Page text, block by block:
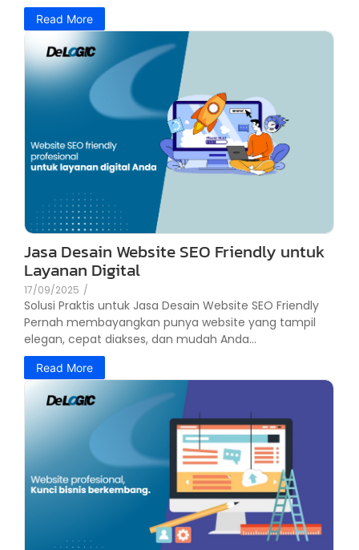
Read More
Jasa Desain Website SEO Friendly untuk
Layanan Digital
17/09/2025 /
Solusi Praktis untuk Jasa Desain Website SEO Friendly
Pernah membayangkan punya website yang tampil
elegan, cepat diakses, dan mudah Anda...
Read More